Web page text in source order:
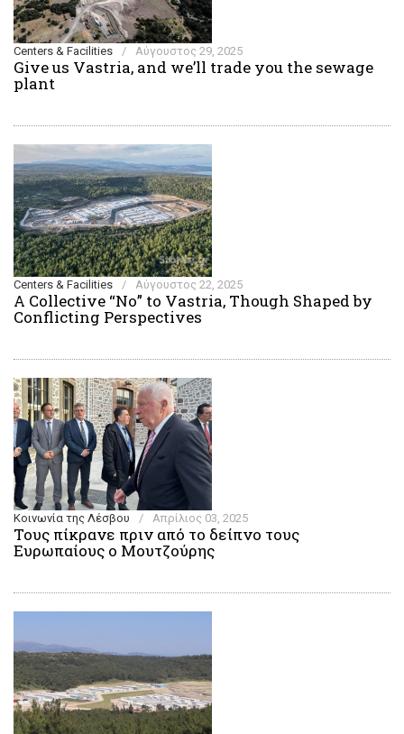
Centers & Facilities / Αύγουστος 29, 2025
Give us Vastria, and we’ll trade you the sewage
plant
Centers & Facilities / Αύγουστος 22, 2025
A Collective “No” to Vastria, Though Shaped by
Conflicting Perspectives
Κοινωνία της Λέσβου / Απρίλιος 03, 2025
Τους πίκρανε πριν από το δείπνο τους
Ευρωπαίους ο Μουτζούρης